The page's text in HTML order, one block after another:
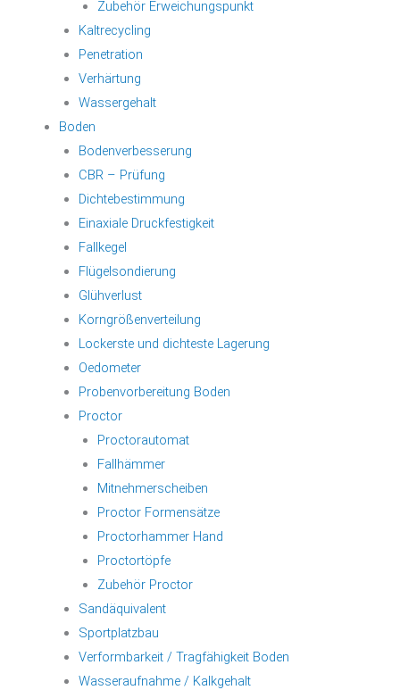
Zubehör Erweichungspunkt
Kaltrecycling
Penetration
Verhärtung
Wassergehalt
Boden
Bodenverbesserung
CBR – Prüfung
Dichtebestimmung
Einaxiale Druckfestigkeit
Fallkegel
Flügelsondierung
Glühverlust
Korngrößenverteilung
Lockerste und dichteste Lagerung
Oedometer
Probenvorbereitung Boden
Proctor
Proctorautomat
Fallhämmer
Mitnehmerscheiben
Proctor Formensätze
Proctorhammer Hand
Proctortöpfe
Zubehör Proctor
Sandäquivalent
Sportplatzbau
Verformbarkeit / Tragfähigkeit Boden
Wasseraufnahme / Kalkgehalt